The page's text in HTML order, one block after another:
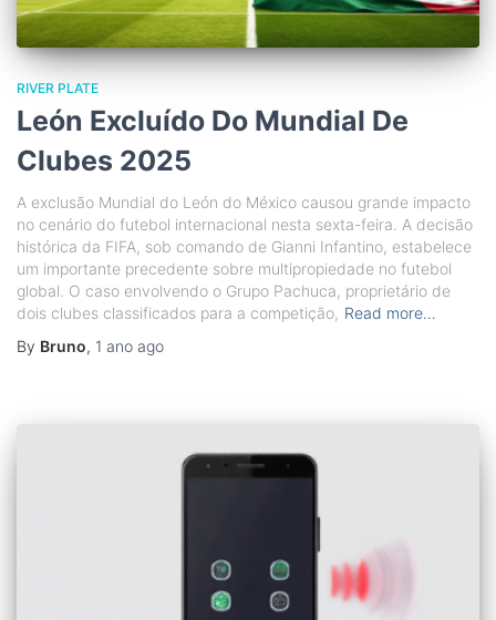
RIVER PLATE
León Excluído Do Mundial De
Clubes 2025
A exclusão Mundial do León do México causou grande impacto
no cenário do futebol internacional nesta sexta-feira. A decisão
histórica da FIFA, sob comando de Gianni Infantino, estabelece
um importante precedente sobre multipropiedade no futebol
global. O caso envolvendo o Grupo Pachuca, proprietário de
dois clubes classificados para a competição, Read more…
By Bruno, 1 ano ago